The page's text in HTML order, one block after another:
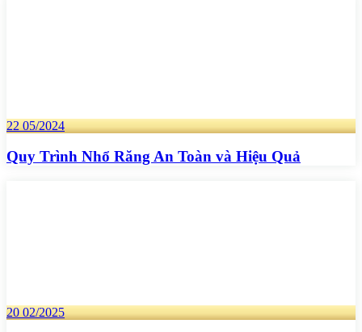
22 05/2024
Quy Trình Nhổ Răng An Toàn và Hiệu Quả
20 02/2025